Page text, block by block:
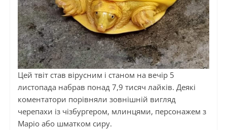
Цей твіт став вірусним і станом на вечір 5
листопада набрав понад 7,9 тисяч лайків. Деякі
коментатори порівняли зовнішній вигляд
черепахи із чізбургером, млинцями, персонажем з
Маріо або шматком сиру.